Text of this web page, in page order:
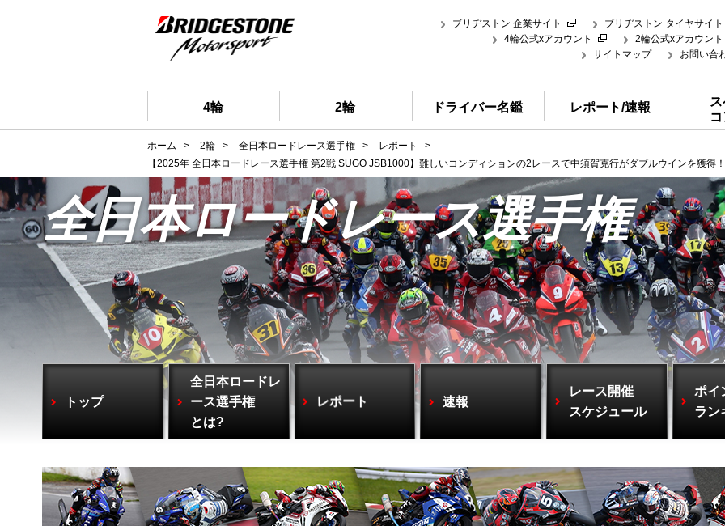
ブリヂストン 企業サイト
ブリヂストン タイヤサイト
4輪公式xアカウント
2輪公式xアカウント
サイトマップ
お問い合
4輪 2輪 ドライバー名鑑 レポート/速報
ホーム > 2輪 > 全日本ロードレース選手権 > レポート
>
【2025年 全日本ロードレース選手権 第2戦 SUGO JSB1000】難しいコンディションの2レースで中須賀克行がダブルウインを獲得！
全日本ロードレース選手権
トップ
全日本ロードレ
ース選手権
とは?
レポート 速報
レース開催
スケジュール
ポイ
ラン